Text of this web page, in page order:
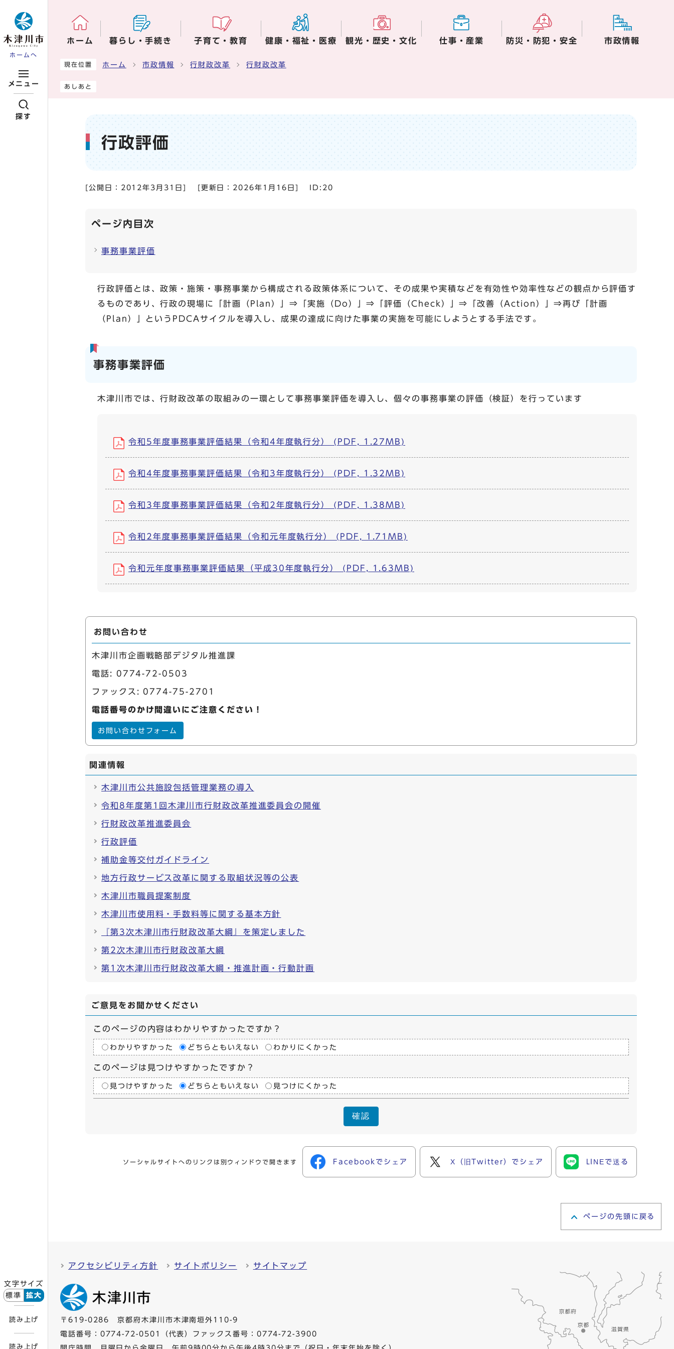
ホームへ
メニュー
探す
文字サイズ
標準
拡大
読み上げ
読み上げ
ホーム 暮らし・手続き 子育て・教育 健康・福祉・医療 観光・歴史・文化 仕事・産業 防災・防犯・安全 市政情報
ここから本文です
現在位置 ホーム 市政情報 行財政改革 行財政改革
あしあと
行政評価
[公開日： 2012年3月31日 [更新日： 2026年1月16日 ID:20
ページ内目次
事務事業評価
行政評価とは、政策・施策・事務事業から構成される政策体系について、その成果や実積などを有効性や効率性などの観点から評価す
るものであり、行政の現場に「計画（Plan）」⇒「実施（Do）」⇒「評価（Check）」⇒「改善（Action）」⇒再び「計画
（Plan）」というPDCAサイクルを導入し、成果の達成に向けた事業の実施を可能にしようとする手法です。
事務事業評価
木津川市では、行財政改革の取組みの一環として事務事業評価を導入し、個々の事務事業の評価（検証）を行っています
令和5年度事務事業評価結果（令和4年度執行分） (PDF, 1.27MB)
令和4年度事務事業評価結果（令和3年度執行分） (PDF, 1.32MB)
令和3年度事務事業評価結果（令和2年度執行分） (PDF, 1.38MB)
令和2年度事務事業評価結果（令和元年度執行分） (PDF, 1.71MB)
令和元年度事務事業評価結果（平成30年度執行分） (PDF, 1.63MB)
お問い合わせ
木津川市企画戦略部デジタル推進課
電話: 0774-72-0503
ファックス: 0774-75-2701
電話番号のかけ間違いにご注意ください！
お問い合わせフォーム
関連情報
木津川市公共施設包括管理業務の導入
令和8年度第1回木津川市行財政改革推進委員会の開催
行財政改革推進委員会
行政評価
補助金等交付ガイドライン
地方行政サービス改革に関する取組状況等の公表
木津川市職員提案制度
木津川市使用料・手数料等に関する基本方針
『第3次木津川市行財政改革大綱』を策定しました
第2次木津川市行財政改革大綱
第1次木津川市行財政改革大綱・推進計画・行動計画
ご意見をお聞かせください
このページの内容はわかりやすかったですか？
わかりやすかった どちらともいえない わかりにくかった
このページは見つけやすかったですか？
見つけやすかった どちらともいえない 見つけにくかった
確認
ソーシャルサイトへのリンクは別ウィンドウで開きます Facebookでシェア X（旧Twitter）でシェア LINEで送る
ページの先頭に戻る
アクセシビリティ方針 サイトポリシー サイトマップ
〒619-0286 京都府木津川市木津南垣外110-9
電話番号： 0774-72-0501
（代表）ファックス番号：0774-72-3900